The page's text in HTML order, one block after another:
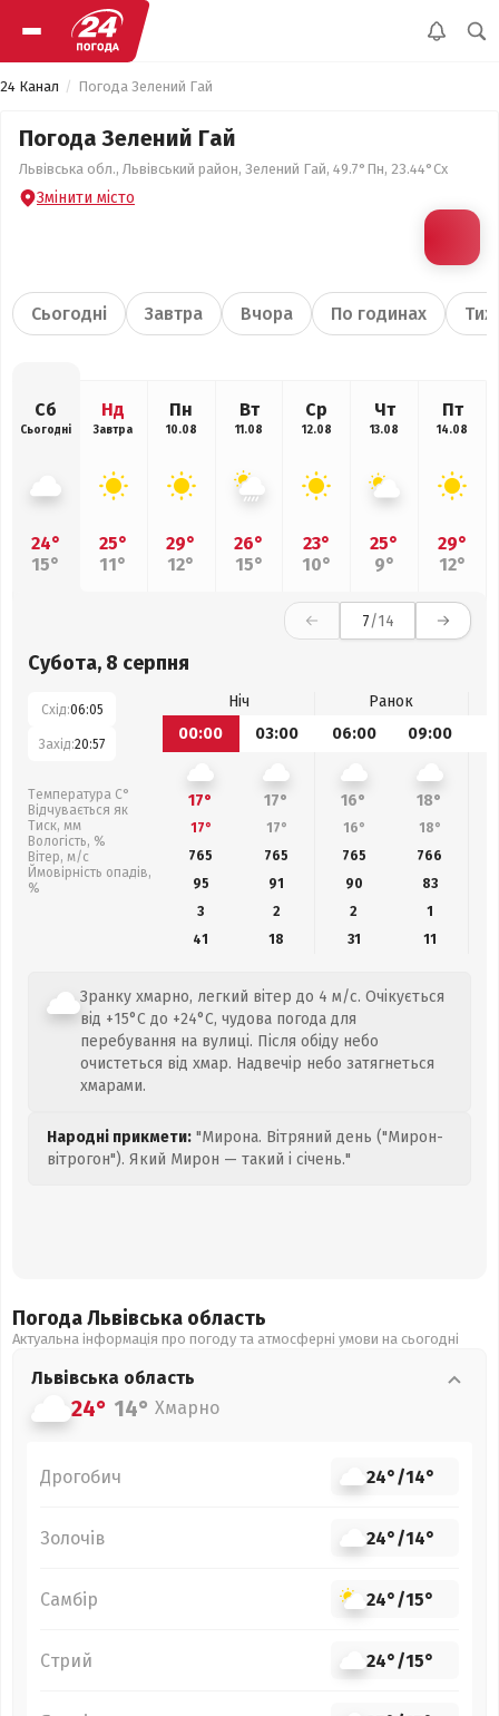
24 Канал Погода Зелений Гай
Погода Зелений Гай
Львівська обл., Львівський район, Зелений Гай, 49.7°Пн, 23.44°Сх
Змінити місто
Сьогодні Завтра Вчора По годинах
Сб
Сьогодні
24°
15°
Нд
Завтра
25°
11°
Пн
10.08
29°
12°
Вт
11.08
26°
15°
Ср
12.08
23°
10°
Чт
13.08
25°
9°
Пт
14.08
29°
12°
7/14
Субота, 8 серпня
Схід:06:05
Захід:20:57
Температура С°
Відчувається як
Тиск, мм
Вологість, %
Вітер, м/с
Ймовірність опадів,
%
Ніч
Ранок
00:00
03:00 06:00 09:00
17° 17° 16° 18°
17° 17° 16° 18°
765
765 765 766
95
91 90 83
3
2 2
1
41
18 31 11
Зранку хмарно, легкий вітер до 4 м/с. Очікується
від +15°C до +24°C, чудова погода для
перебування на вулиці. Після обіду небо
очистеться від хмар. Надвечір небо затягнеться
хмарами.
Народні прикмети: "Мирона. Вітряний день ("Мирон-
вітрогон"). Який Мирон — такий і січень."
Погода Львівська область
Актуальна інформація про погоду та атмосферні умови на сьогодні
Львівська область
24° 14° Хмарно
Дрогобич 24°/14°
Золочів 24°/14°
Самбір 24°/15°
Стрий 24°/15°